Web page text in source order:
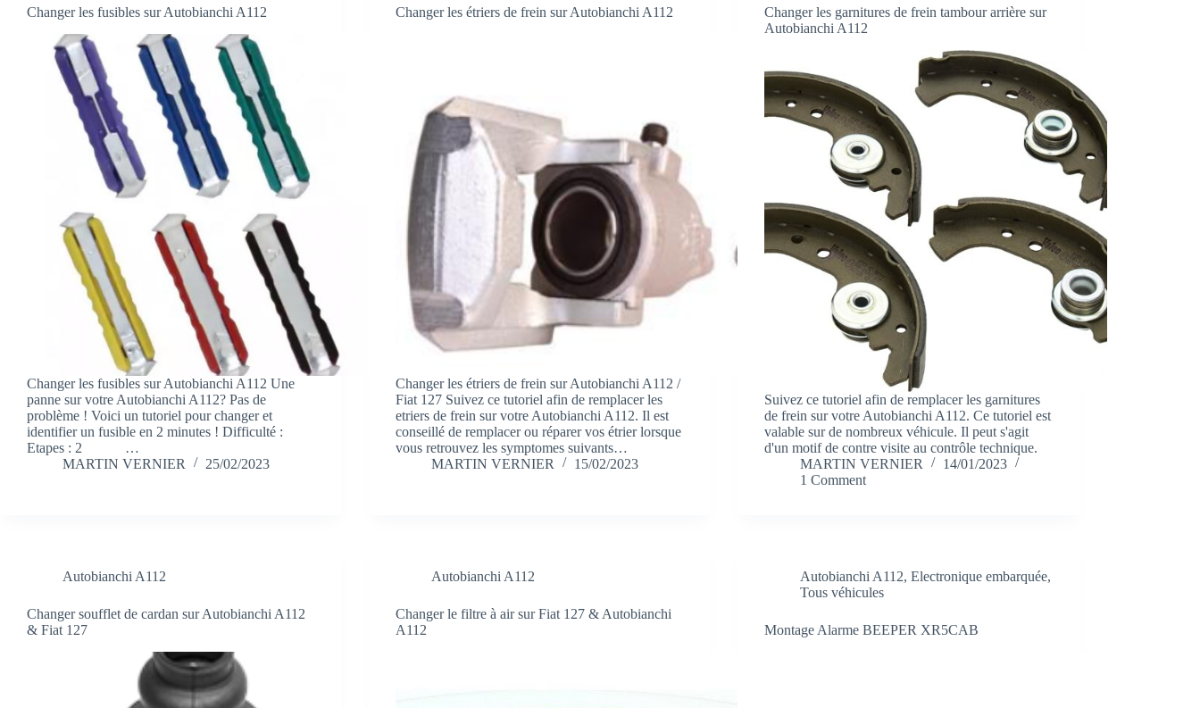
Changer les fusibles sur Autobianchi A112
Changer les fusibles sur Autobianchi A112 Une
panne sur votre Autobianchi A112? Pas de
problème ! Voici un tutoriel pour changer et
identifier un fusible en 2 minutes ! Difficulté :
Etapes : 2 …
MARTIN VERNIER
25/02/2023
Changer les étriers de frein sur Autobianchi A112
Changer les étriers de frein sur Autobianchi A112 /
Fiat 127 Suivez ce tutoriel afin de remplacer les
etriers de frein sur votre Autobianchi A112. Il est
conseillé de remplacer ou réparer vos étrier lorsque
vous retrouvez les symptomes suivants…
MARTIN VERNIER
15/02/2023
Changer les garnitures de frein tambour arrière sur
Autobianchi A112
Suivez ce tutoriel afin de remplacer les garnitures
de frein sur votre Autobianchi A112. Ce tutoriel est
valable sur de nombreux véhicule. Il peut s'agit
d'un motif de contre visite au contrôle technique.
MARTIN VERNIER
14/01/2023
1 Comment
Autobianchi A112
Changer soufflet de cardan sur Autobianchi A112
& Fiat 127
Autobianchi A112
Changer le filtre à air sur Fiat 127 & Autobianchi
A112
Autobianchi A112,Electronique embarquée,
Tous véhicules
Montage Alarme BEEPER XR5CAB